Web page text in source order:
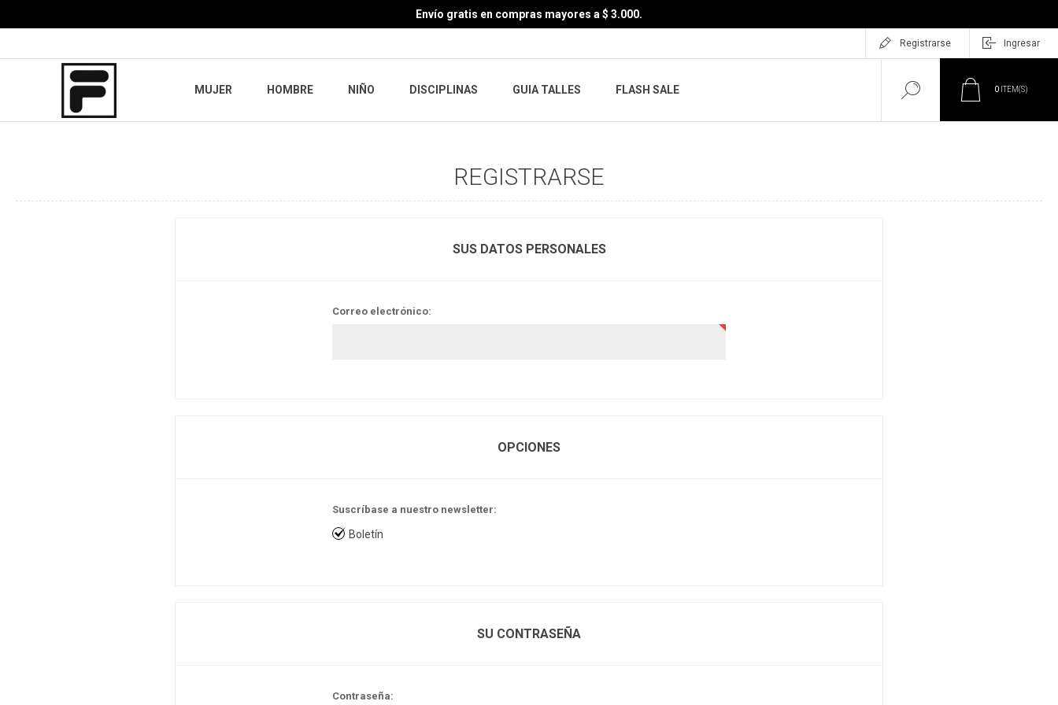
Envío gratis en compras mayores a $ 3.000.
Registrarse Ingresar
MUJER HOMBRE NIÑO DISCIPLINAS GUIA TALLES FLASH SALE 0 ITEM(S)
REGISTRARSE
SUS DATOS PERSONALES
Correo electrónico:
OPCIONES
Suscríbase a nuestro newsletter:
Boletín
SU CONTRASEÑA
Contraseña: